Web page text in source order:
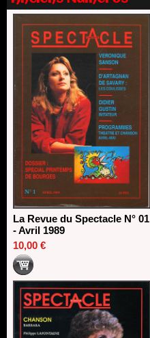
18/03/2026
La Revue du Spectacle N° 01
- Avril 1989
10,00 €